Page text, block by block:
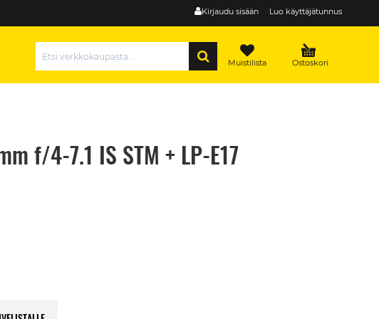
Kirjaudu sisään Luo käyttäjätunnus
Ostoskori
Muistilista
f/4-7.1 IS STM + LP-E17